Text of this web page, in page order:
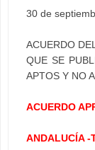
30 de
ACUERDO
QUE SE
APTOS Y NO
ACUERDO
ANDALUCÍA -